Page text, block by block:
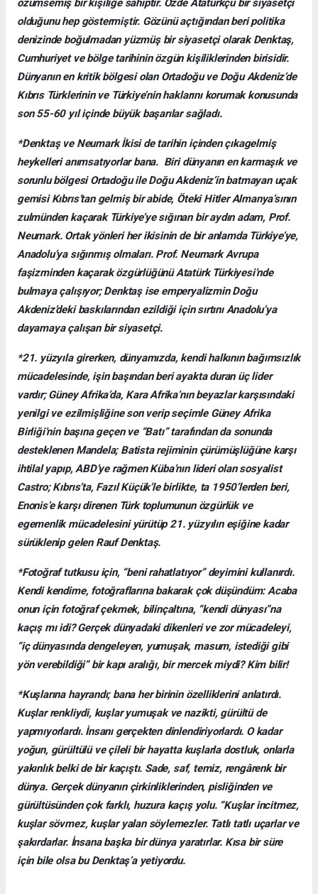
özümsemiş bir kişiliğe sahiptir. Özde Atatürkçü bir siyasetçi
olduğunu hep göstermiştir. Gözünü açtığından beri politika
denizinde boğulmadan yüzmüş bir siyasetçi olarak Denktaş,
Cumhuriyet ve bölge tarihinin özgün kişiliklerinden birisidir.
Dünyanın en kritik bölgesi olan Ortadoğu ve Doğu Akdeniz’de
Kıbrıs Türklerinin ve Türkiye’nin haklarını korumak konusunda
son 55-60 yıl içinde büyük başarılar sağladı.
*Denktaş ve Neumark İkisi de tarihin içinden çıkagelmiş
heykelleri anımsatıyorlar bana. Biri dünyanın en karmaşık ve
sorunlu bölgesi Ortadoğu ile Doğu Akdeniz’in batmayan uçak
gemisi Kıbrıs’tan gelmiş bir abide, Öteki Hitler Almanya’sının
zulmünden kaçarak Türkiye’ye sığınan bir aydın adam, Prof.
Neumark. Ortak yönleri her ikisinin de bir anlamda Türkiye’ye,
Anadolu’ya sığınmış olmaları. Prof. Neumark Avrupa
faşizminden kaçarak özgürlüğünü Atatürk Türkiyesi’nde
bulmaya çalışıyor; Denktaş ise emperyalizmin Doğu
Akdeniz’deki baskılarından ezildiği için sırtını Anadolu’ya
dayamaya çalışan bir siyasetçi.
*21. yüzyıla girerken, dünyamızda, kendi halkının bağımsızlık
mücadelesinde, işin başından beri ayakta duran üç lider
vardır; Güney Afrika’da, Kara Afrika’nın beyazlar karşısındaki
yenilgi ve ezilmişliğine son verip seçimle Güney Afrika
Birliği’nin başına geçen ve “Batı” tarafından da sonunda
desteklenen Mandela; Batista rejiminin çürümüşlüğüne karşı
ihtilal yapıp, ABD’ye rağmen Küba’nın lideri olan sosyalist
Castro; Kıbrıs’ta, Fazıl Küçük’le birlikte, ta 1950’lerden beri,
Enonis’e karşı direnen Türk toplumunun özgürlük ve
egemenlik mücadelesini yürütüp 21. yüzyılın eşiğine kadar
sürüklenip gelen Rauf Denktaş.
*Fotoğraf tutkusu için, “beni rahatlatıyor” deyimini kullanırdı.
Kendi kendime, fotoğraflarına bakarak çok düşündüm: Acaba
onun için fotoğraf çekmek, bilinçaltına, “kendi dünyası”na
kaçış mı idi? Gerçek dünyadaki dikenleri ve zor mücadeleyi,
“iç dünyasında dengeleyen, yumuşak, masum, istediği gibi
yön verebildiği” bir kapı aralığı, bir mercek miydi? Kim bilir!
*Kuşlarına hayrandı; bana her birinin özelliklerini anlatırdı.
Kuşlar renkliydi, kuşlar yumuşak ve nazikti, gürültü de
yapmıyorlardı. İnsanı gerçekten dinlendiriyorlardı. O kadar
yoğun, gürültülü ve çileli bir hayatta kuşlarla dostluk, onlarla
yakınlık belki de bir kaçıştı. Sade, saf, temiz, rengârenk bir
dünya. Gerçek dünyanın çirkinliklerinden, pisliğinden ve
gürültüsünden çok farklı, huzura kaçış yolu. “Kuşlar incitmez,
kuşlar sövmez, kuşlar yalan söylemezler. Tatlı tatlı uçarlar ve
şakırdarlar. İnsana başka bir dünya yaratırlar. Kısa bir süre
için bile olsa bu Denktaş’a yetiyordu.